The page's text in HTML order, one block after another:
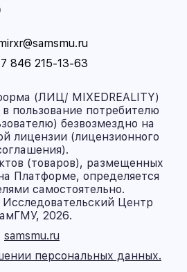
846 215-13-63
(ЛИЦ/ MIXEDREALITY)
в пользование потребителю
безвозмездно на
лицензии (лицензионного
(товаров), размещенных
Платформе, определяется
самостоятельно.
Центр
2026.
samsmu.ru
персональных данных.